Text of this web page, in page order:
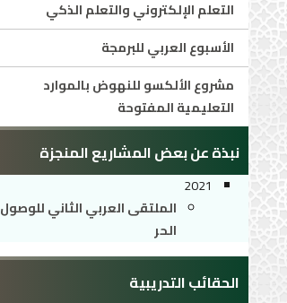
التعلم الإلكتروني والتعلم الذكي
الأسبوع العربي للبرمجة
مشروع الألكسو للنهوض بالموارد
التعليمية المفتوحة
نبذة عن بعض المشاريع المنجزة
2021
الملتقى العربي الثاني للوصول
الحر
الحقائب التدريبية